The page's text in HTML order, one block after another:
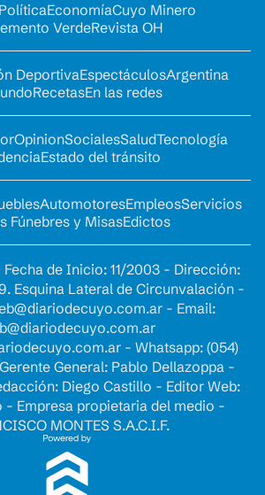
PolíticaEconomíaCuyo Minero
VerdeRevista OH
DeportivaEspectáculosArgentina
RecetasEn las redes
OpinionSocialesSaludTecnología
Estado del tránsito
AutomotoresEmpleosServicios
Fúnebres y MisasEdictos
de Inicio: 11/2003 - Dirección:
Esquina Lateral de Circunvalación -
- Email:
- Whatsapp: (054)
General: Pablo Dellazoppa -
Diego Castillo - Editor Web:
- Empresa propietaria del medio -
MONTES S.A.C.I.F.